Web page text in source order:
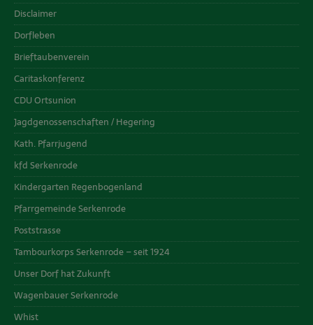
Disclaimer
Dorfleben
Brieftaubenverein
Caritaskonferenz
CDU Ortsunion
Jagdgenossenschaften / Hegering
Kath. Pfarrjugend
kfd Serkenrode
Kindergarten Regenbogenland
Pfarrgemeinde Serkenrode
Poststrasse
Tambourkorps Serkenrode – seit 1924
Unser Dorf hat Zukunft
Wagenbauer Serkenrode
Whist